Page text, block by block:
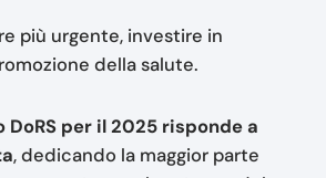
più urgente, investire in
della salute.
DoRS per il 2025 risponde a
, dedicando la maggior parte